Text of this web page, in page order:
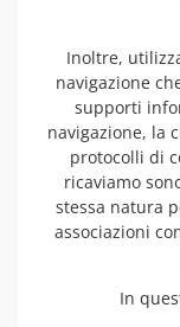
Inoltre,
navigazione
supporti
navigazione, la
protocolli di
ricaviamo
stessa natura
associazioni
In